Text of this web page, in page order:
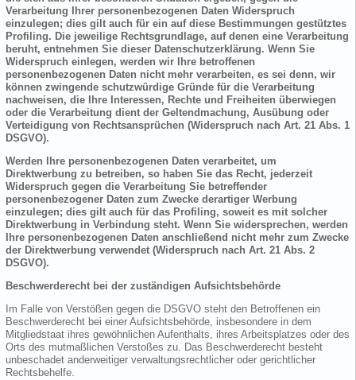
Verarbeitung Ihrer personenbezogenen Daten Widerspruch
einzulegen; dies gilt auch für ein auf diese Bestimmungen gestütztes
Profiling. Die jeweilige Rechtsgrundlage, auf denen eine Verarbeitung
beruht, entnehmen Sie dieser Datenschutzerklärung. Wenn Sie
Widerspruch einlegen, werden wir Ihre betroffenen
personenbezogenen Daten nicht mehr verarbeiten, es sei denn, wir
können zwingende schutzwürdige Gründe für die Verarbeitung
nachweisen, die Ihre Interessen, Rechte und Freiheiten überwiegen
oder die Verarbeitung dient der Geltendmachung, Ausübung oder
Verteidigung von Rechtsansprüchen (Widerspruch nach Art. 21 Abs. 1
DSGVO).
Werden Ihre personenbezogenen Daten verarbeitet, um
Direktwerbung zu betreiben, so haben Sie das Recht, jederzeit
Widerspruch gegen die Verarbeitung Sie betreffender
personenbezogener Daten zum Zwecke derartiger Werbung
einzulegen; dies gilt auch für das Profiling, soweit es mit solcher
Direktwerbung in Verbindung steht. Wenn Sie widersprechen, werden
Ihre personenbezogenen Daten anschließend nicht mehr zum Zwecke
der Direktwerbung verwendet (Widerspruch nach Art. 21 Abs. 2
DSGVO).
Beschwerderecht bei der zuständigen Aufsichtsbehörde
Im Falle von Verstößen gegen die DSGVO steht den Betroffenen ein
Beschwerderecht bei einer Aufsichtsbehörde, insbesondere in dem
Mitgliedstaat ihres gewöhnlichen Aufenthalts, ihres Arbeitsplatzes oder des
Orts des mutmaßlichen Verstoßes zu. Das Beschwerderecht besteht
unbeschadet anderweitiger verwaltungsrechtlicher oder gerichtlicher
Rechtsbehelfe.